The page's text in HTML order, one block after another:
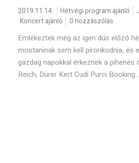
2019.11.14. Hétvégi program ajánló
Koncert ajánló
0 hozzászólás
Emlékeztek még az igen dús előző
mostaninak sem kell pironkodnia, és
gazdag napokkal érkeznek a pihenés
Reich, Dürer Kert Cudi Purci Booking...